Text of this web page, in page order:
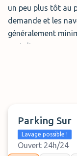
un peu plus tôt au
demande et les
généralement
gratuite.
parking privé pour
Malaga situé à 2
navette sur
Parking Sur
Lavage possible !
Ouvert 24h/24